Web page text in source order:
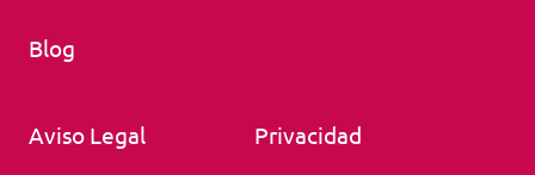
Blog
Aviso Legal Privacidad